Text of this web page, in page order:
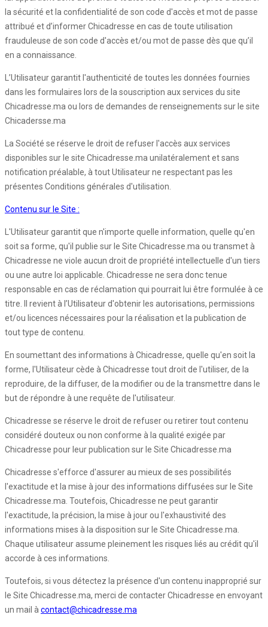
la sécurité et la confidentialité de son code d'accès et mot de passe
attribué et d’informer Chicadresse en cas de toute utilisation
frauduleuse de son code d'accès et/ou mot de passe dès que qu’il
en a connaissance.
L’Utilisateur garantit l'authenticité de toutes les données fournies
dans les formulaires lors de la souscription aux services du site
Chicadresse.ma ou lors de demandes de renseignements sur le site
Chicadersse.ma
La Société se réserve le droit de refuser l'accès aux services
disponibles sur le site Chicadresse.ma unilatéralement et sans
notification préalable, à tout Utilisateur ne respectant pas les
présentes Conditions générales d'utilisation.
Contenu sur le Site :
L'Utilisateur garantit que n'importe quelle information, quelle qu'en
soit sa forme, qu'il publie sur le Site Chicadresse.ma ou transmet à
Chicadresse ne viole aucun droit de propriété intellectuelle d'un tiers
ou une autre loi applicable. Chicadresse ne sera donc tenue
responsable en cas de réclamation qui pourrait lui être formulée à ce
titre. Il revient à l’Utilisateur d'obtenir les autorisations, permissions
et/ou licences nécessaires pour la réalisation et la publication de
tout type de contenu.
En soumettant des informations à Chicadresse, quelle qu'en soit la
forme, l'Utilisateur cède à Chicadresse tout droit de l'utiliser, de la
reproduire, de la diffuser, de la modifier ou de la transmettre dans le
but de répondre à une requête de l'utilisateur.
Chicadresse se réserve le droit de refuser ou retirer tout contenu
considéré douteux ou non conforme à la qualité exigée par
Chicadresse pour leur publication sur le Site Chicadresse.ma
Chicadresse s'efforce d'assurer au mieux de ses possibilités
l'exactitude et la mise à jour des informations diffusées sur le Site
Chicadresse.ma. Toutefois, Chicadresse ne peut garantir
l'exactitude, la précision, la mise à jour ou l'exhaustivité des
informations mises à la disposition sur le Site Chicadresse.ma.
Chaque utilisateur assume pleinement les risques liés au crédit qu'il
accorde à ces informations.
Toutefois, si vous détectez la présence d'un contenu inapproprié sur
le Site Chicadresse.ma, merci de contacter Chicadresse en envoyant
un mail àcontact@chicadresse.ma